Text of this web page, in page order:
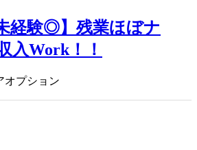
経験◎】残業ほぼナ
入Work！！
オプション